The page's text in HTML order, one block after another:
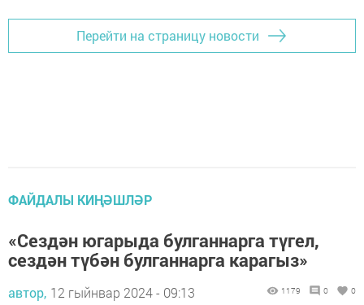
Перейти на страницу новости
ФАЙДАЛЫ КИҢӘШЛӘР
«Сездән югарыда булганнарга түгел,
сездән түбән булганнарга карагыз»
автор, 12 гыйнвар 2024 - 09:13 1179 0 0